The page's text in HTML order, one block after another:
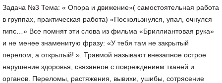
Задача №3 Тема: « Опора и движение»( самостоятельная работа
в группах, практическая работа) «Поскользнулся, упал, очнулся –
гипс…» Все помнят эти слова из фильма «Бриллиантовая рука»
и не менее знаменитую фразу: «У тебя там не закрытый
перелом, а открытый! ». Травмой называют внезапное острое
нарушение здоровья, связанное с повреждением тканей и
органов. Переломы, растяжения, вывихи, ушибы, сотрясение